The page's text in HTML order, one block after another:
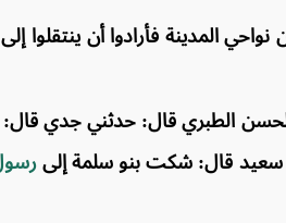
المدينة فأرادوا أن ينتقلوا
الطبري قال: حدثني جدي قال:
سعيد قال: شكت بنو سلمة إلى